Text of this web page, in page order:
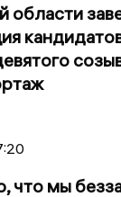
области
что мы